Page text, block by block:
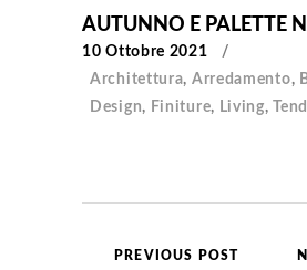
AUTUNNO E PALETTE
10 Ottobre 2021
Architettura, Arredamento,
Design, Finiture, Living,
PREVIOUS POST